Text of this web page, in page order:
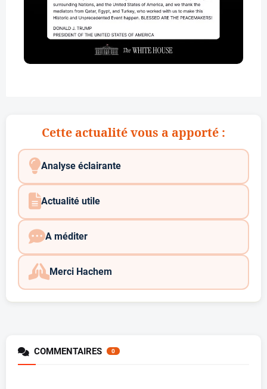
Cette actualité vous a apporté :
Analyse éclairante
Actualité utile
A méditer
Merci Hachem
COMMENTAIRES 0